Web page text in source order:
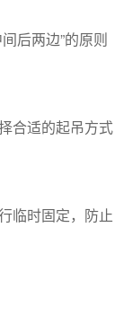
后两边”的原则
合适的起吊方式
临时固定，防止